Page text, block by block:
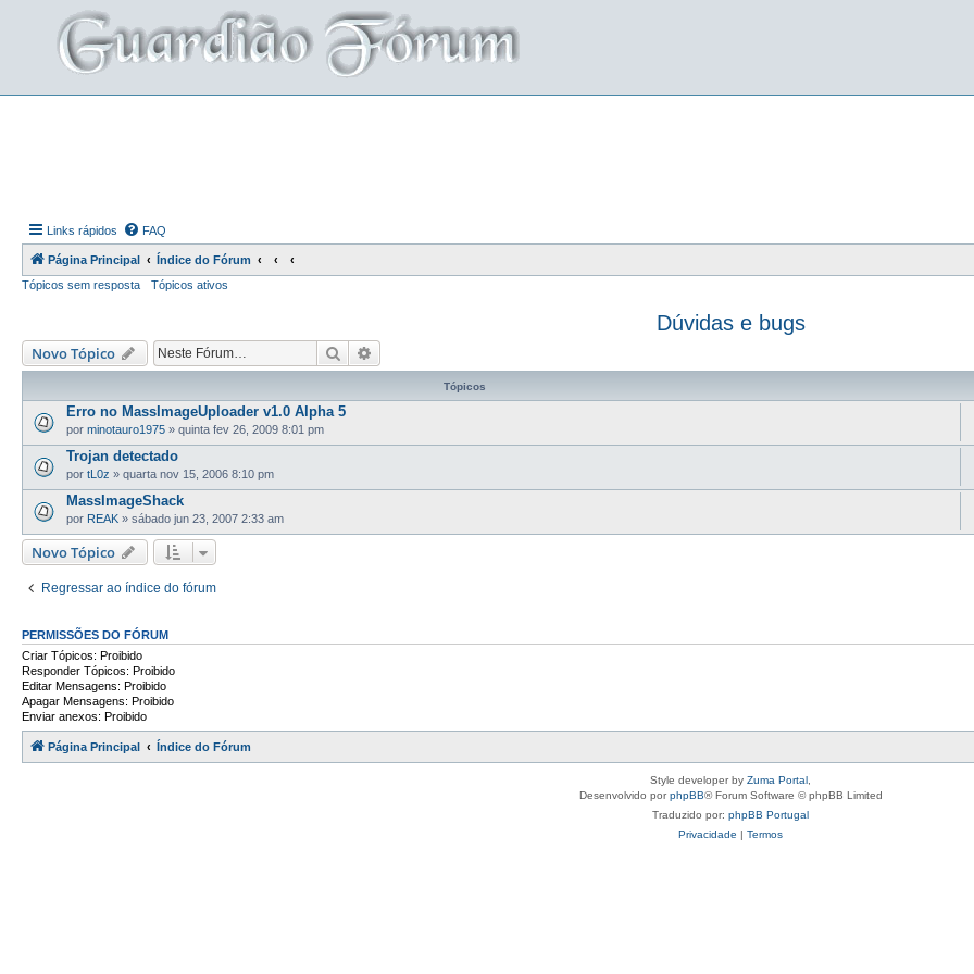
Links rápidos FAQ
Página Principal
Índice do Fórum
Tópicos sem resposta
Tópicos ativos
Dúvidas e bugs
Novo Tópico Pesquisar
Tópicos
Erro no MassImageUploader v1.0 Alpha 5
por minotauro1975 » quinta fev 26, 2009 8:01 pm
Trojan detectado
por tL0z » quarta nov 15, 2006 8:10 pm
MassImageShack
por REAK » sábado jun 23, 2007 2:33 am
Novo Tópico
Regressar ao índice do fórum
PERMISSÕES DO FÓRUM
Criar Tópicos: Proibido
Responder Tópicos: Proibido
Editar Mensagens: Proibido
Apagar Mensagens: Proibido
Enviar anexos: Proibido
Página Principal Índice do Fórum
Style developer by Zuma Portal
Desenvolvido porphpBB® Forum Software © phpBB Limited
Traduzido por: phpBB Portugal
Privacidade | Termos